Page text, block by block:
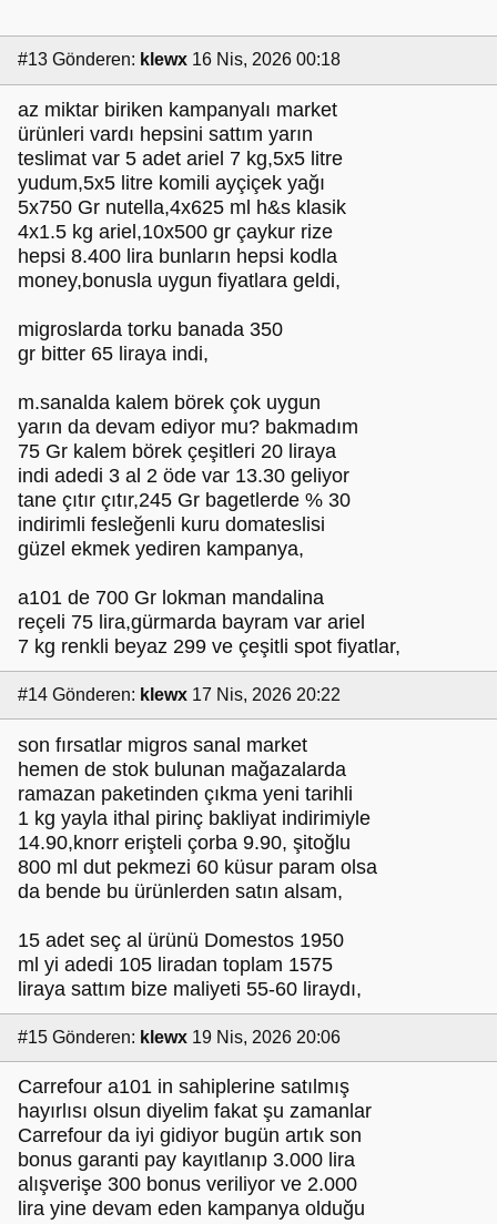
#13 Gönderen: klewx 16 Nis, 2026 00:18
az miktar biriken kampanyalı market
ürünleri vardı hepsini sattım yarın
teslimat var 5 adet ariel 7 kg,5x5 litre
yudum,5x5 litre komili ayçiçek yağı
5x750 Gr nutella,4x625 ml h&s klasik
4x1.5 kg ariel,10x500 gr çaykur rize
hepsi 8.400 lira bunların hepsi kodla
money,bonusla uygun fiyatlara geldi,
migroslarda torku banada 350
gr bitter 65 liraya indi,
m.sanalda kalem börek çok uygun
yarın da devam ediyor mu? bakmadım
75 Gr kalem börek çeşitleri 20 liraya
indi adedi 3 al 2 öde var 13.30 geliyor
tane çıtır çıtır,245 Gr bagetlerde % 30
indirimli fesleğenli kuru domateslisi
güzel ekmek yediren kampanya,
a101 de 700 Gr lokman mandalina
reçeli 75 lira,gürmarda bayram var ariel
7 kg renkli beyaz 299 ve çeşitli spot fiyatlar,
#14 Gönderen: klewx 17 Nis, 2026 20:22
son fırsatlar migros sanal market
hemen de stok bulunan mağazalarda
ramazan paketinden çıkma yeni tarihli
1 kg yayla ithal pirinç bakliyat indirimiyle
14.90,knorr erişteli çorba 9.90, şitoğlu
800 ml dut pekmezi 60 küsur param olsa
da bende bu ürünlerden satın alsam,
15 adet seç al ürünü Domestos 1950
ml yi adedi 105 liradan toplam 1575
liraya sattım bize maliyeti 55-60 liraydı,
#15 Gönderen: klewx 19 Nis, 2026 20:06
Carrefour a101 in sahiplerine satılmış
hayırlısı olsun diyelim fakat şu zamanlar
Carrefour da iyi gidiyor bugün artık son
bonus garanti pay kayıtlanıp 3.000 lira
alışverişe 300 bonus veriliyor ve 2.000
lira yine devam eden kampanya olduğu